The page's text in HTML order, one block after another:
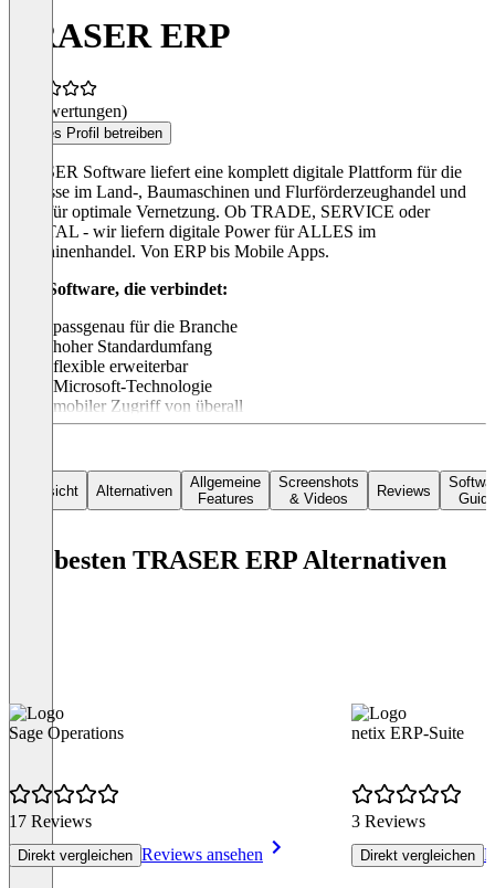
TRASER ERP
(0 Bewertungen)
Dieses Profil betreiben
TRASER Software liefert eine komplett digitale Plattform für die
Prozesse im Land-, Baumaschinen und Flurförderzeughandel und
sorgt für optimale Vernetzung. Ob TRADE, SERVICE oder
RENTAL - wir liefern digitale Power für ALLES im
Maschinenhandel. Von ERP bis Mobile Apps.
Eine Software, die verbindet:
passgenau für die Branche
hoher Standardumfang
flexible erweiterbar
Microsoft-Technologie
mobiler Zugriff von überall
Übersicht Alternativen
Allgemeine
Features
Screenshots
& Videos
Reviews
Guide
Die besten TRASER ERP Alternativen
Sage Operations
17 Reviews
Direkt vergleichen Reviews ansehen
netix ERP-Suite
3 Reviews
Direkt vergleichen